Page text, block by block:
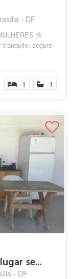
- DF
🌸
seguro
1 1
se...
- DF